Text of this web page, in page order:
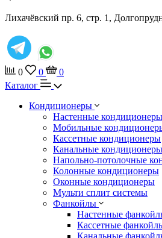
Лихачёвский пр. 6, стр. 1,
0 0
0
Каталог
Кондиционеры
Настенные кондиционеры
Мобильные
Кассетные кондиционеры
Канальные кондиционеры
Напольно-потолочные
Колонные кондиционеры
Оконные кондиционеры
Мульти сплит системы
Фанкойлы
Настенные
Кассетные
Канальные